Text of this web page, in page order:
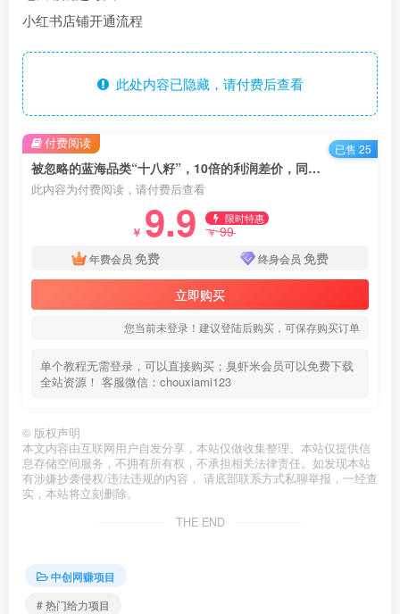
小红书店铺开通流程
此处内容已隐藏，请付费后查看
被忽略的蓝海品类“十八籽”，10倍的利润差价，同行一天几十单
此内容为付费阅读，请付费后查看
￥ 9.9 限时特惠
￥99
年费会员 免费 终身会员 免费
立即购买
您当前未登录！建议登陆后购买，可保存购买订单
单个教程无需登录，可以直接购买；臭虾米会员可以免费下载
全站资源！ 客服微信：chouxiami123
付费阅读 已售 25
© 版权声明
本文内容由互联网用户自发分享，本站仅做收集整理。本站仅提供信
息存储空间服务，不拥有所有权，不承担相关法律责任。如发现本站
有涉嫌抄袭侵权/违法违规的内容， 请底部联系方式私聊举报，一经查
实，本站将立刻删除。
THE END
中创网赚项目
# 热门给力项目